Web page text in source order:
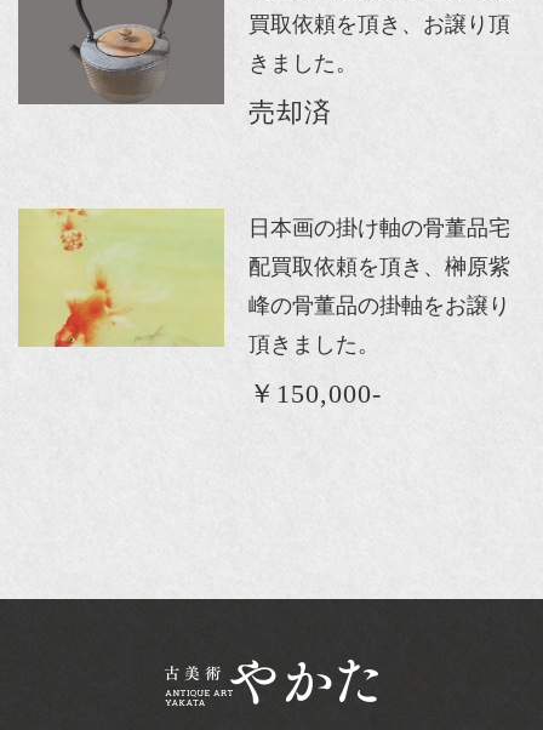
買取依頼を頂き、お譲り頂
きました。
売却済
日本画の掛け軸の骨董品宅
配買取依頼を頂き、榊原紫
峰の骨董品の掛軸をお譲り
頂きました。
￥150,000-